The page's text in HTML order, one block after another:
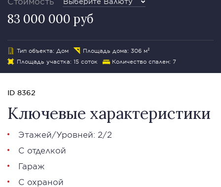
83 000 000 руб
Тип объекта: Дом
Площадь дома: 306 м²
Площадь участка: 15 соток
Количество спален: 7
ID 8362
Ключевые характеристики
Этажей/Уровней: 2/2
С отделкой
Гараж
С охраной